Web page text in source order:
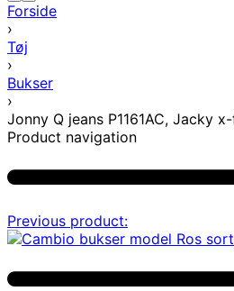
Forside
›
Tøj
›
Bukser
›
Jonny Q jeans P1161AC, Jacky
Product navigation
Previous product: